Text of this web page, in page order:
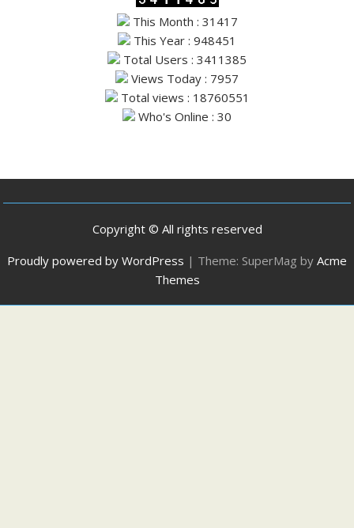
This Month : 31417
This Year : 948451
Total Users : 3411385
Views Today : 7957
Total views : 18760551
Who's Online : 30
Copyright © All rights reserved
Proudly powered by WordPress | Theme: SuperMag by Acme
Themes